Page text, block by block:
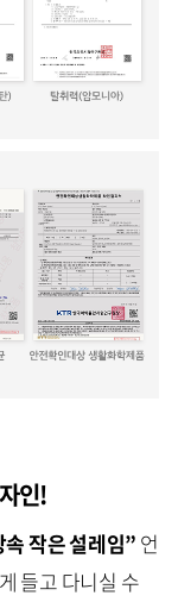
인!
속작은설레임” 언
들고 다니실 수